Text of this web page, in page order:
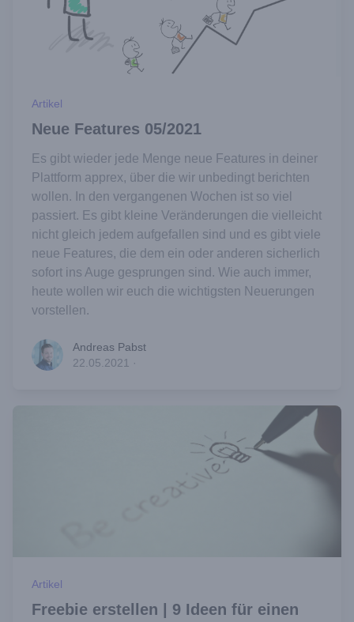
Artikel
Neue Features 05/2021
Es gibt wieder jede Menge neue Features in deiner
Plattform apprex, über die wir unbedingt berichten
wollen. In den vergangenen Wochen ist so viel
passiert. Es gibt kleine Veränderungen die vielleicht
nicht gleich jedem aufgefallen sind und es gibt viele
neue Features, die dem ein oder anderen sicherlich
sofort ins Auge gesprungen sind. Wie auch immer,
heute wollen wir euch die wichtigsten Neuerungen
vorstellen.
Andreas Pabst
Andreas Pabst
22.05.2021 ·
Artikel
Freebie erstellen | 9 Ideen für einen